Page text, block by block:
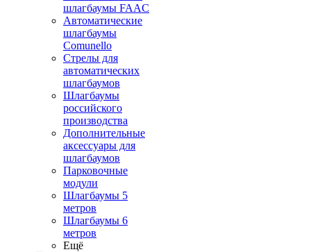
шлагбаумы FAAC
Автоматические
шлагбаумы
Comunello
Стрелы для
автоматических
шлагбаумов
Шлагбаумы
российского
производства
Дополнительные
аксессуары для
шлагбаумов
Парковочные
модули
Шлагбаумы 5
метров
Шлагбаумы 6
метров
Ещё